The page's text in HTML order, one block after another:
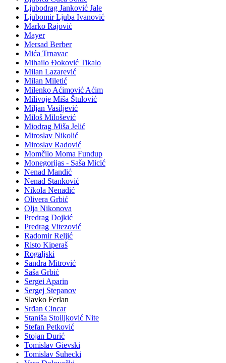
Ljubodrag Janković Jale
Ljubomir Ljuba Ivanović
Marko Rajović
Mayer
Mersad Berber
Mića Trnavac
Mihailo Đoković Tikalo
Milan Lazarević
Milan Miletić
Milenko Aćimović Aćim
Milivoje Miša Štulović
Miljan Vasiljević
Miloš Milošević
Miodrag Miša Jelić
Miroslav Nikolić
Miroslav Radović
Momčilo Moma Fundup
Monegorijas - Saša Micić
Nenad Mandić
Nenad Stanković
Nikola Nenadić
Olivera Grbić
Olja Nikonova
Predrag Dojkić
Predrag Vitezović
Radomir Reljić
Risto Kiperaš
Rogaljski
Sandra Mitrović
Saša Grbić
Sergei Aparin
Sergej Stepanov
Slavko Ferlan
Srđan Cincar
Staniša Stoiljković Nite
Stefan Petković
Stojan Đurić
Tomislav Gievski
Tomislav Suhecki